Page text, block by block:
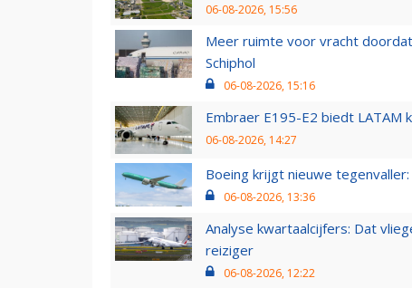
06-08-2026, 15:56
Meer ruimte voor vracht
Schiphol
06-08-2026, 15:16
Embraer E195-E2 biedt LATAM
06-08-2026, 14:27
Boeing krijgt nieuwe
06-08-2026, 13:36
Analyse kwartaalcijfers: Dat
reiziger
06-08-2026, 12:22